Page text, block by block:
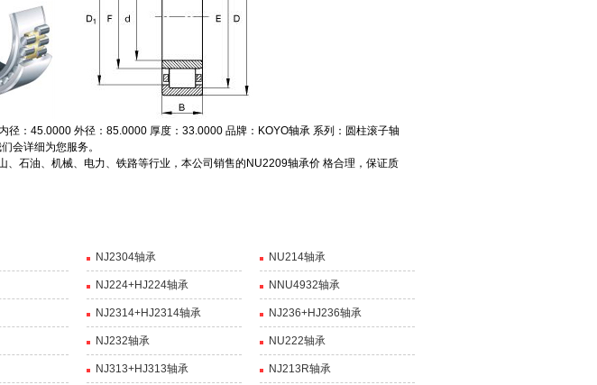
：45.0000 外径：85.0000 厚度：33.0000 品牌：KOYO轴承 系列：圆柱滚子轴
会详细为您服务。
石油、机械、电力、铁路等行业，本公司销售的NU2209轴承价 格合理，保证质
NJ2304轴承 NU214轴承
NJ224+HJ224轴承 NNU4932轴承
NJ2314+HJ2314轴承 NJ236+HJ236轴承
NJ232轴承 NU222轴承
NJ313+HJ313轴承 NJ213R轴承